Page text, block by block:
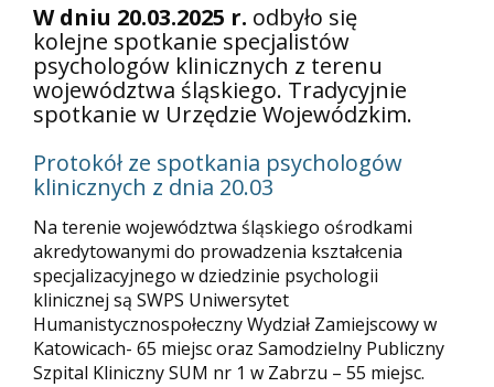
W dniu 20.03.2025 r. odbyło się
kolejne spotkanie specjalistów
psychologów klinicznych z terenu
województwa śląskiego. Tradycyjnie
spotkanie w Urzędzie Wojewódzkim.
Protokół ze spotkania psychologów
klinicznych z dnia 20.03
Na terenie województwa śląskiego ośrodkami
akredytowanymi do prowadzenia kształcenia
specjalizacyjnego w dziedzinie psychologii
klinicznej są SWPS Uniwersytet
Humanistycznospołeczny Wydział Zamiejscowy w
Katowicach- 65 miejsc oraz Samodzielny Publiczny
Szpital Kliniczny SUM nr 1 w Zabrzu – 55 miejsc.